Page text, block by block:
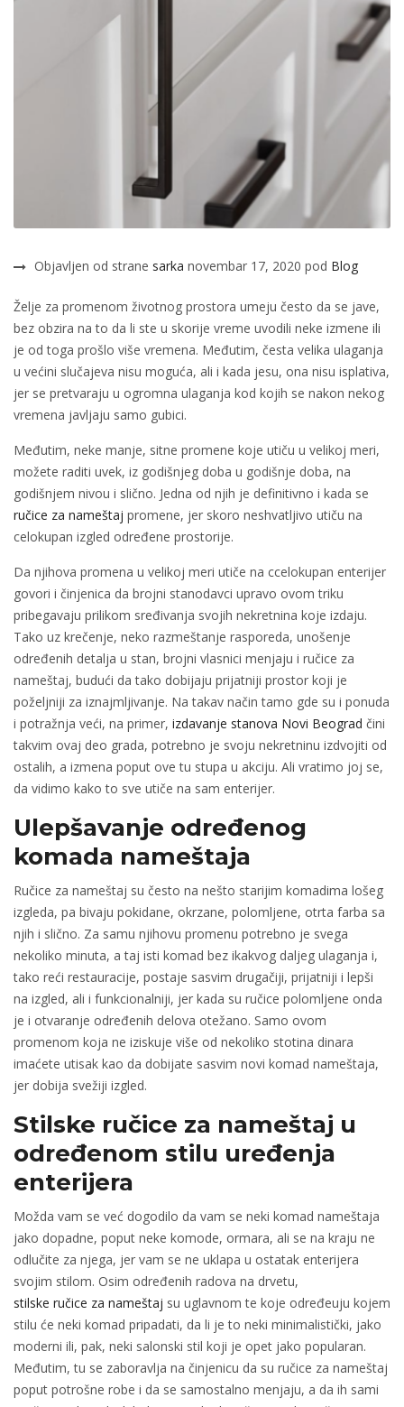
Objavljen od strane sarka novembar 17, 2020 pod Blog
Želje za promenom životnog prostora umeju često da se jave,
bez obzira na to da li ste u skorije vreme uvodili neke izmene ili
je od toga prošlo više vremena. Međutim, česta velika ulaganja
u većini slučajeva nisu moguća, ali i kada jesu, ona nisu isplativa,
jer se pretvaraju u ogromna ulaganja kod kojih se nakon nekog
vremena javljaju samo gubici.
Međutim, neke manje, sitne promene koje utiču u velikoj meri,
možete raditi uvek, iz godišnjeg doba u godišnje doba, na
godišnjem nivou i slično. Jedna od njih je definitivno i kada se
ručice za nameštaj promene, jer skoro neshvatljivo utiču na
celokupan izgled određene prostorije.
Da njihova promena u velikoj meri utiče na ccelokupan enterijer
govori i činjenica da brojni stanodavci upravo ovom triku
pribegavaju prilikom sređivanja svojih nekretnina koje izdaju.
Tako uz krečenje, neko razmeštanje rasporeda, unošenje
određenih detalja u stan, brojni vlasnici menjaju i ručice za
nameštaj, budući da tako dobijaju prijatniji prostor koji je
poželjniji za iznajmljivanje. Na takav način tamo gde su i ponuda
i potražnja veći, na primer, izdavanje stanova Novi Beograd čini
takvim ovaj deo grada, potrebno je svoju nekretninu izdvojiti od
ostalih, a izmena poput ove tu stupa u akciju. Ali vratimo joj se,
da vidimo kako to sve utiče na sam enterijer.
Ulepšavanje određenog
komada nameštaja
Ručice za nameštaj su često na nešto starijim komadima lošeg
izgleda, pa bivaju pokidane, okrzane, polomljene, otrta farba sa
njih i slično. Za samu njihovu promenu potrebno je svega
nekoliko minuta, a taj isti komad bez ikakvog daljeg ulaganja i,
tako reći restauracije, postaje sasvim drugačiji, prijatniji i lepši
na izgled, ali i funkcionalniji, jer kada su ručice polomljene onda
je i otvaranje određenih delova otežano. Samo ovom
promenom koja ne iziskuje više od nekoliko stotina dinara
imaćete utisak kao da dobijate sasvim novi komad nameštaja,
jer dobija svežiji izgled.
Stilske ručice za nameštaj u
određenom stilu uređenja
enterijera
Možda vam se već dogodilo da vam se neki komad nameštaja
jako dopadne, poput neke komode, ormara, ali se na kraju ne
odlučite za njega, jer vam se ne uklapa u ostatak enterijera
svojim stilom. Osim određenih radova na drvetu,
stilske ručice za nameštaj su uglavnom te koje određeuju kojem
stilu će neki komad pripadati, da li je to neki minimalistički, jako
moderni ili, pak, neki salonski stil koji je opet jako popularan.
Međutim, tu se zaboravlja na činjenicu da su ručice za nameštaj
poput potrošne robe i da se samostalno menjaju, a da ih sami